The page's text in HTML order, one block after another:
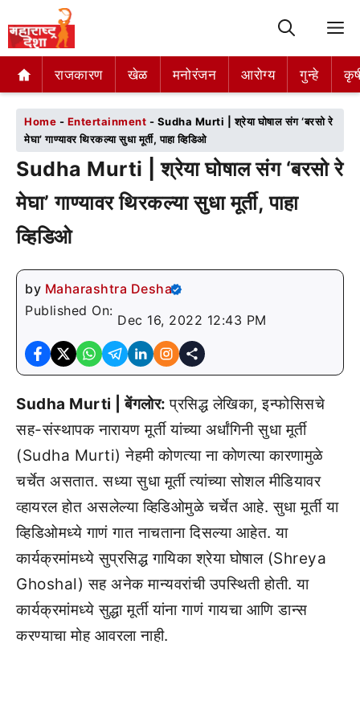
राजकारण खेळ मनोरंजन आरोग्य गुन्हे
राजकारण खेळ मनोरंजन आरोग्य गुन्हे
Home - Entertainment - Sudha Murti | श्रेया घोषाल संग ‘बरसो रे
मेघा’ गाण्यावर थिरकल्या सुधा मूर्ती, पाहा व्हिडिओ
Sudha Murti | श्रेया घोषाल संग ‘बरसो रे
मेघा’ गाण्यावर थिरकल्या सुधा मूर्ती, पाहा
व्हिडिओ
by Maharashtra Desha
Published On:
Dec 16, 2022 12:43 PM
Sudha Murti | बेंगलोर:प्रसिद्ध लेखिका, इन्फोसिसचे
सह-संस्थापक नारायण मूर्ती यांच्या अर्धांगिनी सुधा मूर्ती
(Sudha Murti) नेहमी कोणत्या ना कोणत्या कारणामुळे
चर्चेत असतात. सध्या सुधा मूर्ती त्यांच्या सोशल मीडियावर
व्हायरल होत असलेल्या व्हिडिओमुळे चर्चेत आहे. सुधा मूर्ती या
व्हिडिओमध्ये गाणं गात नाचताना दिसल्या आहेत. या
कार्यक्रमांमध्ये सुप्रसिद्ध गायिका श्रेया घोषाल (Shreya
Ghoshal) सह अनेक मान्यवरांची उपस्थिती होती. या
कार्यक्रमांमध्ये सुद्धा मूर्ती यांना गाणं गायचा आणि डान्स
करण्याचा मोह आवरला नाही.